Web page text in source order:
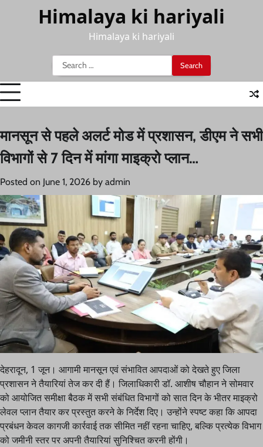
Himalaya ki hariyali
Himalaya ki hariyali
Search
for:
मानसून से पहले अलर्ट मोड में प्रशासन, डीएम ने सभी
विभागों से 7 दिन में मांगा माइक्रो प्लान…
Posted on June 1, 2026 by admin
देहरादून, 1 जून। आगामी मानसून एवं संभावित आपदाओं को देखते हुए जिला
प्रशासन ने तैयारियां तेज कर दी हैं। जिलाधिकारी डॉ. आशीष चौहान ने सोमवार
को आयोजित समीक्षा बैठक में सभी संबंधित विभागों को सात दिन के भीतर माइक्रो
लेवल प्लान तैयार कर प्रस्तुत करने के निर्देश दिए। उन्होंने स्पष्ट कहा कि आपदा
प्रबंधन केवल कागजी कार्रवाई तक सीमित नहीं रहना चाहिए, बल्कि प्रत्येक विभाग
को जमीनी स्तर पर अपनी तैयारियां सुनिश्चित करनी होंगी।